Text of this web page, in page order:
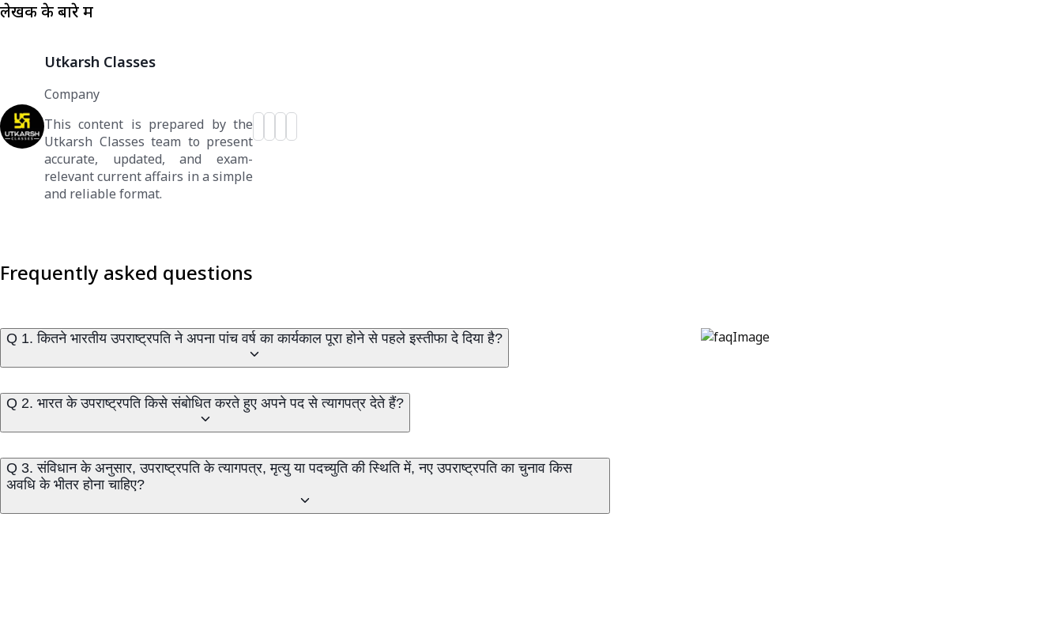
लेखक के बारे में
Utkarsh Classes
Company
This content is prepared by the
Utkarsh Classes team to present
accurate, updated, and exam-
relevant current affairs in a simple
and reliable format.
Frequently asked questions
Q 1. कितने भारतीय उपराष्ट्रपति ने अपना पांच वर्ष का कार्यकाल पूरा होने से पहले इस्तीफा दे दिया है?
Q 2. भारत के उपराष्ट्रपति किसे संबोधित करते हुए अपने पद से त्यागपत्र देते हैं?
Q 3. संविधान के अनुसार, उपराष्ट्रपति के त्यागपत्र, मृत्यु या पदच्युति की स्थिति में, नए उपराष्ट्रपति का चुनाव किस
अवधि के भीतर होना चाहिए?